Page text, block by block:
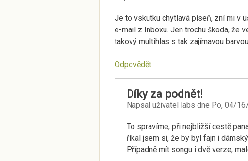
Je to vskutku chytlavá píseň, zní mi v
e-mail z Inboxu. Jen trochu škoda, že
takový multihlas s tak zajímavou
Odpovědět
Díky za podnět!
Napsal uživatel labs dne Po, 04/
To spravíme, při nejbližší cestě
říkal jsem si, že by byl fajn i
Případně mít songu i dvě verze,